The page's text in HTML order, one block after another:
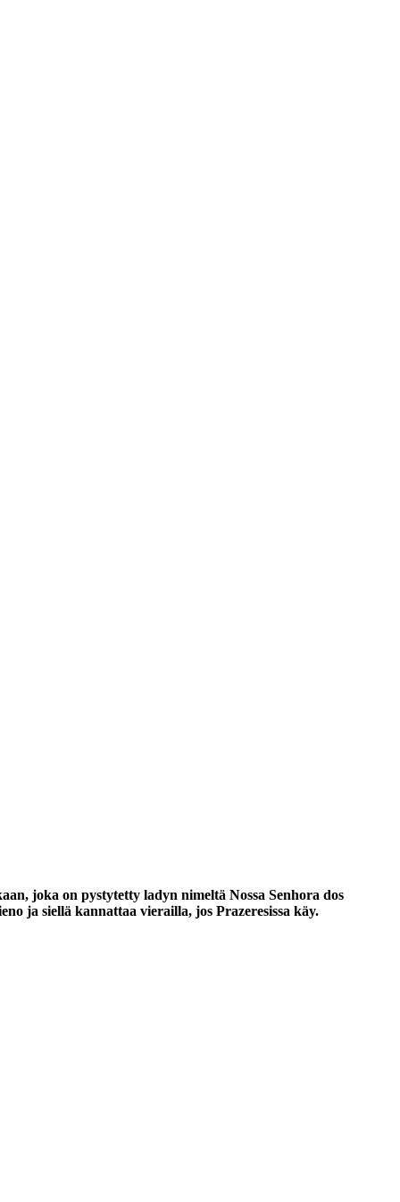
joka on pystytetty ladyn nimeltä Nossa Senhora dos
ja siellä kannattaa vierailla, jos Prazeresissa käy.